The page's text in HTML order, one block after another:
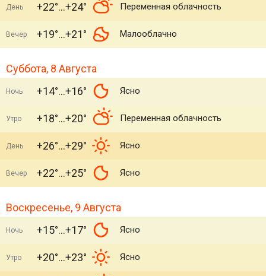
День +22° +24° Переменная облачность
Вечер +19° +21° Малооблачно
Суббота, 8 Августа
Ночь +14° +16° Ясно
Утро +18° +20° Переменная облачность
День +26° +29° Ясно
Вечер +22° +25° Ясно
Воскресенье, 9 Августа
Ночь +15° +17° Ясно
Утро +20° +23° Ясно